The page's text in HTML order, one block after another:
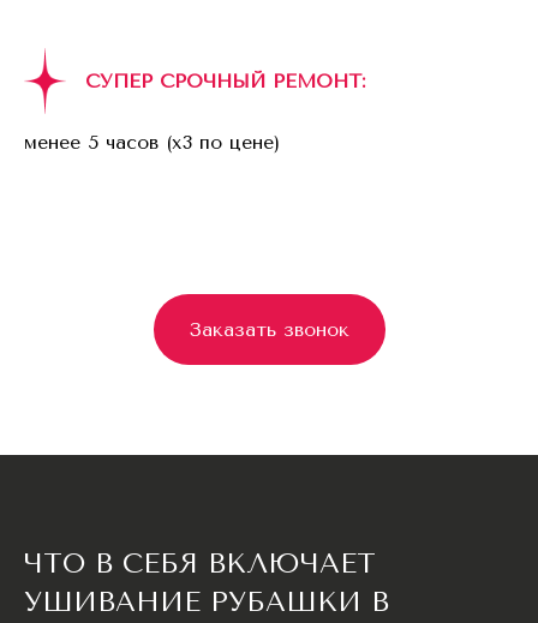
СУПЕР СРОЧНЫЙ РЕМОНТ:
менее 5 часов (x3 по цене)
Заказать звонок
ЧТО В СЕБЯ ВКЛЮЧАЕТ
УШИВАНИЕ РУБАШКИ В